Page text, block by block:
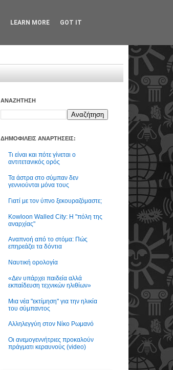
ΑΝΑΖΗΤΗΣΗ
ΔΗΜΟΦΙΛΕΙΣ ΑΝΑΡΤΗΣΕΙΣ:
Τι είναι και πότε γίνεται ο
αντιτετανικός ορός
Τα άστρα στο σύμπαν δεν
γεννιούνται μόνα τους
Γιατί με τον ύπνο ξεκουραζόμαστε;
Kowloon Walled City: Η "πόλη της
αναρχίας"
Αναπνοή από το στόμα: Πώς
επηρεάζει τα δόντια
Ναυτική ορολογία
«Δεν υπάρχει παιδεία αλλά
εκπαίδευση τεχνικών ηλιθίων»
Μια νέα "εκτίμηση" για την ηλικία
του σύμπαντος
Αλληλεγγύη στον Νίκο Ρωμανό
Οι ανεμογεννήτριες προκαλούν
πράγματι κεραυνούς (video)
LEARN MORE GOT IT